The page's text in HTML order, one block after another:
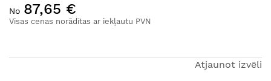
uz
galerijas
Visas cenas norādītas ar iekļautu PVN
No 87,65 €
Atjaunot izvēli